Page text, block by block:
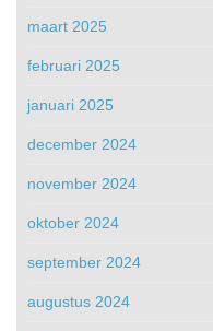
maart 2025
februari 2025
januari 2025
december 2024
november 2024
oktober 2024
september 2024
augustus 2024